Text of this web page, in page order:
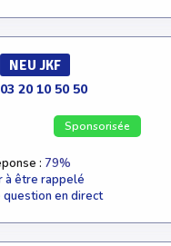
NEU JKF
03 20 10 50 50
Sponsorisée
: 79%
à être rappelé
question en direct